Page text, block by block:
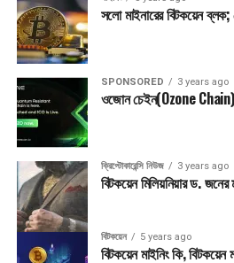
UP NEXT
কয়েনবেসকে অভ্যন্তরীণ ট্রেডিংয়ের জন্য
গুরুত্বপূর্ণ
শিশুদের জন্য বন্ধুভাবাপন্ন মেটাভার্স তৈরি
লেগো
সলো মাইনারের বিটকয়েন
SPONSORED 3 years ago
ওজোন চেইন(Ozone
ক্রিপ্টোকারেন্সি নিউজ 3 years ago
বিটকয়েন মিলিয়নিয়ার ড.
বিটকয়েন 5 years ago
বিটকয়েন মাইনিং কি,